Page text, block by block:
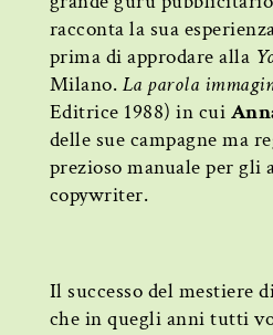
racconta la sua
prima di approdare alla
Milano. La parola
Editrice 1988) in cui
delle sue campagne ma
prezioso manuale per gli
copywriter.
Il successo del mestiere
che in quegli anni tutti